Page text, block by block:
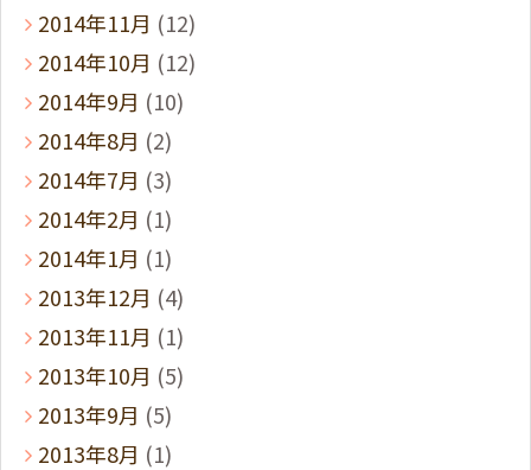
2014年11月 (12)
2014年10月 (12)
2014年9月 (10)
2014年8月 (2)
2014年7月 (3)
2014年2月 (1)
2014年1月 (1)
2013年12月 (4)
2013年11月 (1)
2013年10月 (5)
2013年9月 (5)
2013年8月 (1)